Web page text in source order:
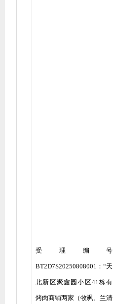
受理编号
BT2D7S20250808001 ：“天
北新区聚鑫园小区41栋有
烤肉商铺两家（牧飒、兰清